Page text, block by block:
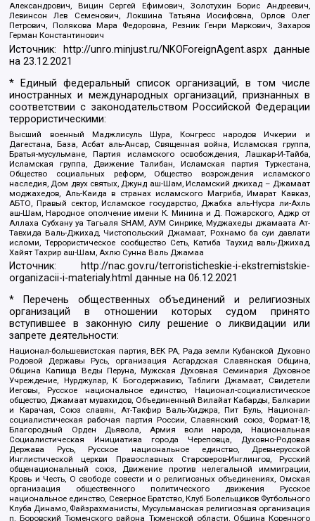
Александрович, Вицин Сергей Ефимович, Золотухин Борис Андреевич,
Левинсон Лев Семенович, Локшина Татьяна Иосифовна, Орлов Олег
Петрович, Полякова Мара Федоровна, Резник Генри Маркович, Захаров
Герман Константинович
Источник: http://unro.minjust.ru/NKOForeignAgent.aspxданные
на23.12.2021
* Единый федеральный список организаций, в том числе
иностранных и международных организаций, признанных в
соответствии с законодательством Российской Федерации
террористическими:
Высший военный Маджлисуль Шура, Конгресс народов Ичкерии и
Дагестана, База, Асбат аль-Ансар, Священная война, Исламская группа,
Братья-мусульмане, Партия исламского освобождения, Лашкар-И-Тайба,
Исламская группа, Движение Талибан, Исламская партия Туркестана,
Общество социальных реформ, Общество возрождения исламского
наследия, Дом двух святых, Джунд аш-Шам, Исламский джихад – Джамаат
моджахедов, Аль-Каида в странах исламского Магриба, Имарат Кавказ,
АБТО, Правый сектор, Исламское государство, Джабха аль-Нусра ли-Ахль
аш-Шам, Народное ополчение имени К. Минина и Д. Пожарского, Аджр от
Аллаха Субхану уа Тагьаля SHAM, АУМ Синрике, Муджахеды джамаата Ат-
Тавхида Валь-Джихад, Чистопольский Джамаат, Рохнамо ба суи давлати
исломи, Террористическое сообщество Сеть, Катиба Таухид валь-Джихад,
Хайят Тахрир аш-Шам, Ахлю Сунна Валь Джамаа
Источник:
http://nac.gov.ru/terroristicheskie-i-ekstremistskie-
organizacii-i-materialy.html данные на06.12.2021
* Перечень общественных объединений и религиозных
организаций в отношении которых судом принято
вступившее в законную силу решение о ликвидации или
запрете деятельности:
Национал-большевистская партия, ВЕК РА, Рада земли Кубанской Духовно
Родовой Державы Русь, организация Асгардская Славянская Община,
Община Капища Веды Перуна, Мужская Духовная Семинария Духовное
Учреждение, Нурджулар, К Богодержавию, Таблиги Джамаат, Свидетели
Иеговы, Русское национальное единство, Национал-социалистическое
общество, Джамаат мувахидов, Объединенный Вилайат Кабарды, Балкарии
и Карачая, Союз славян, Ат-Такфир Валь-Хиджра, Пит Буль, Национал-
социалистическая рабочая партия России, Славянский союз, Формат-18,
Благородный Орден Дьявола, Армия воли народа, Национальная
Социалистическая Инициатива города Череповца, Духовно-Родовая
Держава Русь, Русское национальное единство, Древнерусской
Инглистической церкви Православных Староверов-Инглингов, Русский
общенациональный союз, Движение против нелегальной иммиграции,
Кровь и Честь, О свободе совести и о религиозных объединениях, Омская
организация общественного политического движения Русское
национальное единство, Северное Братство, Клуб Болельщиков Футбольного
Клуба Динамо, Файзрахманисты, Мусульманская религиозная организация
п. Боровский Тюменского района Тюменской области, Община Коренного